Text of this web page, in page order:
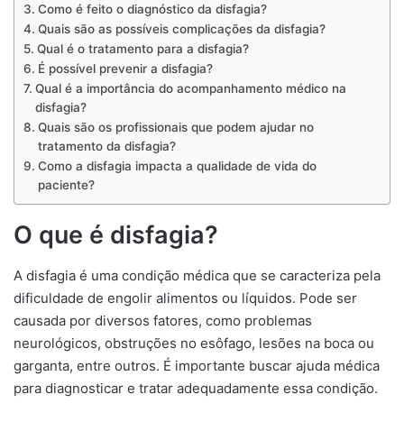
Como é feito o diagnóstico da disfagia?
Quais são as possíveis complicações da disfagia?
Qual é o tratamento para a disfagia?
É possível prevenir a disfagia?
Qual é a importância do acompanhamento médico na
disfagia?
Quais são os profissionais que podem ajudar no
tratamento da disfagia?
Como a disfagia impacta a qualidade de vida do
paciente?
O que é disfagia?
A disfagia é uma condição médica que se caracteriza pela
dificuldade de engolir alimentos ou líquidos. Pode ser
causada por diversos fatores, como problemas
neurológicos, obstruções no esôfago, lesões na boca ou
garganta, entre outros. É importante buscar ajuda médica
para diagnosticar e tratar adequadamente essa condição.